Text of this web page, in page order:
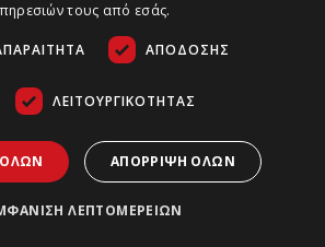
τους από εσάς.
ΑΠΌΔΟΣΗΣ
ΛΕΙΤΟΥΡΓΙΚΌΤΗΤΑΣ
ΑΠΌΡΡΙΨΗ ΌΛΩΝ
ΛΕΠΤΟΜΕΡΕΙΏΝ